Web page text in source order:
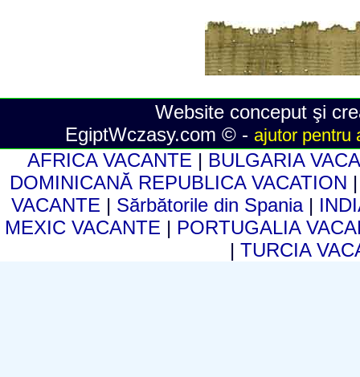
Website conceput şi
EgiptWczasy.com © - ajutor pentru
AFRICA VACANTE | BULGARIA
DOMINICANĂ REPUBLICA VACATION
VACANTE | Sărbătorile din Spania |
MEXIC VACANTE | PORTUGALIA
| TURCIA